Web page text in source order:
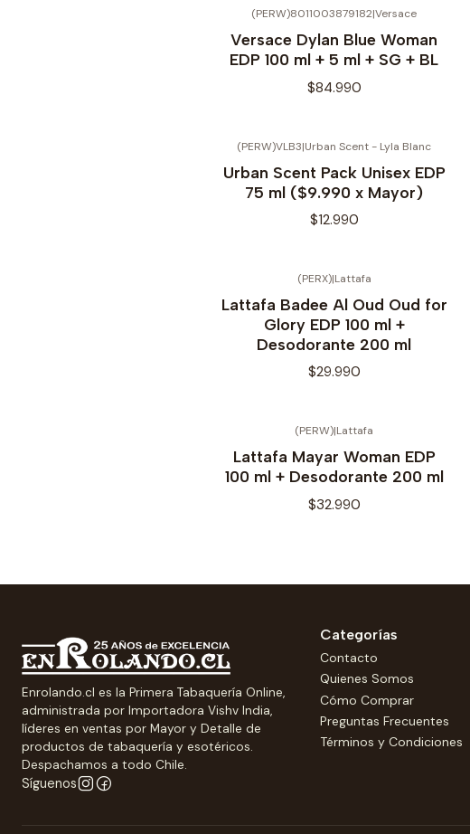
(PERW)8011003879182|Versace
Versace Dylan Blue Woman
EDP 100 ml + 5 ml + SG + BL
$84.990
(PERW)VLB3|Urban Scent - Lyla Blanc
Urban Scent Pack Unisex EDP
75 ml ($9.990 x Mayor)
$12.990
(PERX)|Lattafa
Lattafa Badee Al Oud Oud for
Glory EDP 100 ml +
Desodorante 200 ml
$29.990
(PERW)|Lattafa
Lattafa Mayar Woman EDP
100 ml + Desodorante 200 ml
$32.990
Enrolando.cl es la Primera Tabaquería Online,
administrada por Importadora Vishv India,
líderes en ventas por Mayor y Detalle de
productos de tabaquería y esotéricos.
Despachamos a todo Chile.
Síguenos
Categorías
Contacto
Quienes Somos
Cómo Comprar
Preguntas Frecuentes
Términos y Condiciones